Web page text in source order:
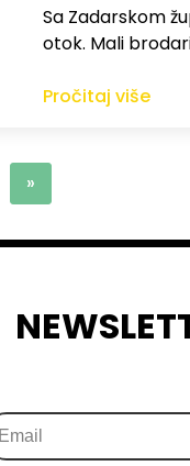
Sa Zadarskom
otok. Mali
Pročitaj više
»